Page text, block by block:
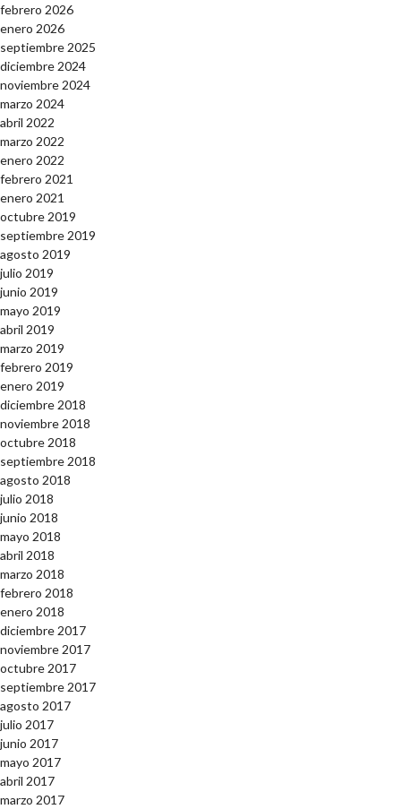
febrero 2026
enero 2026
septiembre 2025
diciembre 2024
noviembre 2024
marzo 2024
abril 2022
marzo 2022
enero 2022
febrero 2021
enero 2021
octubre 2019
septiembre 2019
agosto 2019
julio 2019
junio 2019
mayo 2019
abril 2019
marzo 2019
febrero 2019
enero 2019
diciembre 2018
noviembre 2018
octubre 2018
septiembre 2018
agosto 2018
julio 2018
junio 2018
mayo 2018
abril 2018
marzo 2018
febrero 2018
enero 2018
diciembre 2017
noviembre 2017
octubre 2017
septiembre 2017
agosto 2017
julio 2017
junio 2017
mayo 2017
abril 2017
marzo 2017